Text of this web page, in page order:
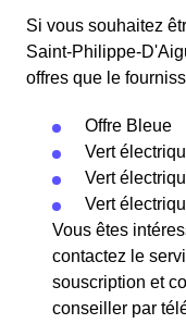
Si vous souhaitez
Saint-Philippe-
offres que le
Offre Bleue
Vert
Vert
Vert
Vous êtes
contactez le
souscription et
conseiller par